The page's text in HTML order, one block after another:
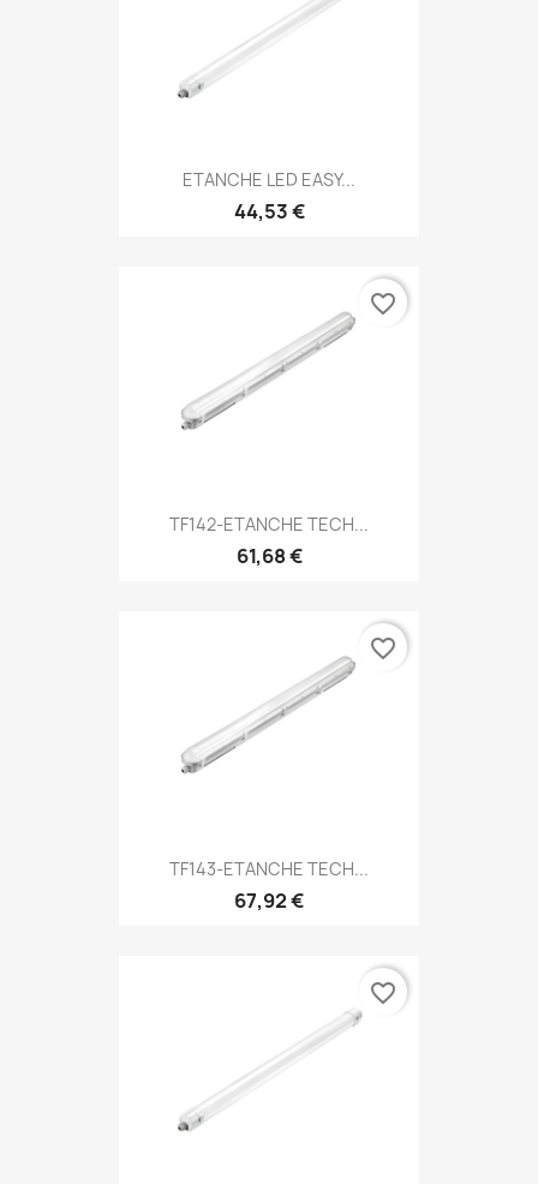
ETANCHE LED EASY...
44,53 €
TF142-ETANCHE TECH...
61,68 €
favorite_border
TF143-ETANCHE TECH...
67,92 €
favorite_border
favorite_border